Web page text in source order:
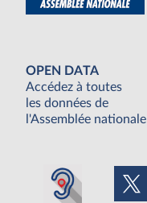
OPEN DATA
Accédez à toutes
les données de
l'Assemblée nationale